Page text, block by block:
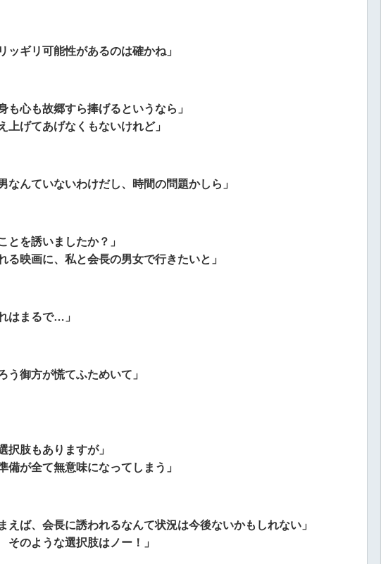
ッギリ可能性があるのは確かね」
も心も故郷すら捧げるというなら」
上げてあげなくもないけれど」
なんていないわけだし、時間の問題かしら」
とを誘いましたか？」
る映画に、私と会長の男女で行きたいと」
はまるで…」
う御方が慌てふためいて」
択肢もありますが」
備が全て無意味になってしまう」
えば、会長に誘われるなんて状況は今後ないかもしれない」
のような選択肢はノー！」